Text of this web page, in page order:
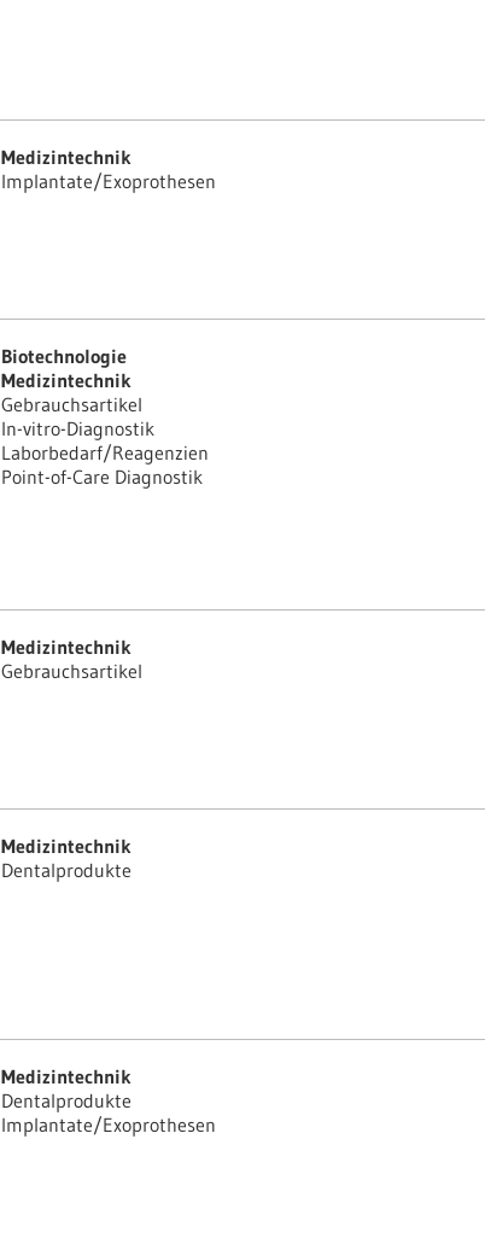
Medizintechnik
Implantate/Exoprothesen
Biotechnologie
Medizintechnik
Gebrauchsartikel
In-vitro-Diagnostik
Laborbedarf/Reagenzien
Point-of-Care Diagnostik
Medizintechnik
Gebrauchsartikel
Medizintechnik
Dentalprodukte
Medizintechnik
Dentalprodukte
Implantate/Exoprothesen